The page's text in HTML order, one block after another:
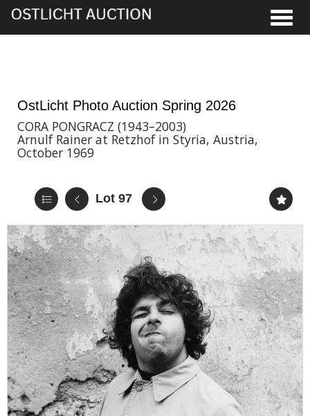
OstLicht Photo Auction Spring 2026
CORA PONGRACZ (1943–2003)
Arnulf Rainer at Retzhof in Styria, Austria,
October 1969
Lot 97